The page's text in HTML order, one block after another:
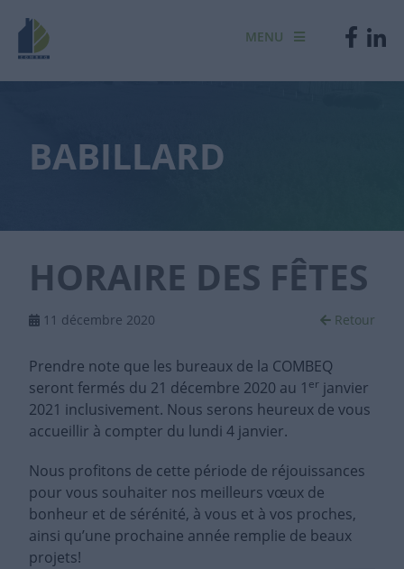
MENU
BABILLARD
HORAIRE DES FÊTES
11 décembre 2020 Retour
Prendre note que les bureaux de la COMBEQ
seront fermés du 21 décembre 2020 au 1 er janvier
2021 inclusivement. Nous serons heureux de vous
accueillir à compter du lundi 4 janvier.
Nous profitons de cette période de réjouissances
pour vous souhaiter nos meilleurs vœux de
bonheur et de sérénité, à vous et à vos proches,
ainsi qu’une prochaine année remplie de beaux
projets!